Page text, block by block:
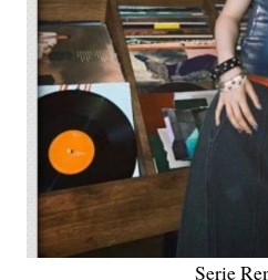
Serie